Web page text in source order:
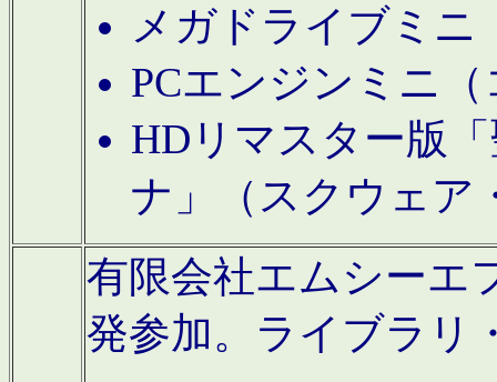
メガドライブミニ
PCエンジンミニ
HDリマスター版
ナ」（スクウェア
有限会社エムシーエ
発参加。ライブラリ